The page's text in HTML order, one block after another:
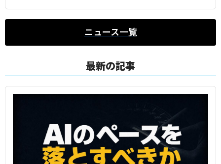
ニュース一覧
最新の記事